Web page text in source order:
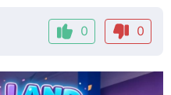
0 0